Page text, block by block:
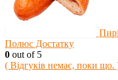
Полюс Достатку
0 out of 5
( Відгуків немає, поки що.